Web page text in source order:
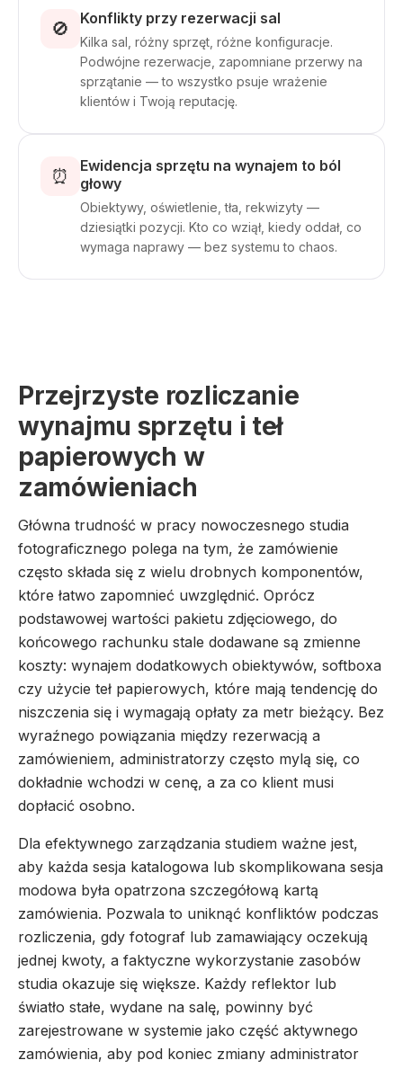
🚫 Konflikty przy rezerwacji sal
Kilka sal, różny sprzęt, różne konfiguracje.
Podwójne rezerwacje, zapomniane przerwy na
sprzątanie — to wszystko psuje wrażenie
klientów i Twoją reputację.
⏰
Ewidencja sprzętu na wynajem to ból
głowy
Obiektywy, oświetlenie, tła, rekwizyty —
dziesiątki pozycji. Kto co wziął, kiedy oddał, co
wymaga naprawy — bez systemu to chaos.
Przejrzyste rozliczanie
wynajmu sprzętu i teł
papierowych w
zamówieniach
Główna trudność w pracy nowoczesnego studia
fotograficznego polega na tym, że zamówienie
często składa się z wielu drobnych komponentów,
które łatwo zapomnieć uwzględnić. Oprócz
podstawowej wartości pakietu zdjęciowego, do
końcowego rachunku stale dodawane są zmienne
koszty: wynajem dodatkowych obiektywów, softboxa
czy użycie teł papierowych, które mają tendencję do
niszczenia się i wymagają opłaty za metr bieżący. Bez
wyraźnego powiązania między rezerwacją a
zamówieniem, administratorzy często mylą się, co
dokładnie wchodzi w cenę, a za co klient musi
dopłacić osobno.
Dla efektywnego zarządzania studiem ważne jest,
aby każda sesja katalogowa lub skomplikowana sesja
modowa była opatrzona szczegółową kartą
zamówienia. Pozwala to uniknąć konfliktów podczas
rozliczenia, gdy fotograf lub zamawiający oczekują
jednej kwoty, a faktyczne wykorzystanie zasobów
studia okazuje się większe. Każdy reflektor lub
światło stałe, wydane na salę, powinny być
zarejestrowane w systemie jako część aktywnego
zamówienia, aby pod koniec zmiany administrator